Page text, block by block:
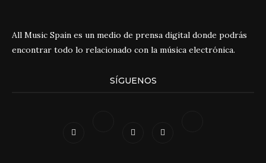
All Music Spain es un medio de prensa digital donde podrás
encontrar todo lo relacionado con la música electrónica.
SÍGUENOS